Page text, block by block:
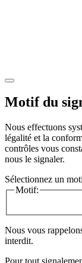
Motif du
Nous effectuons
légalité et la
contrôles vous
nous le signaler.
Sélectionnez un
Motif:
Nous vous
interdit.
Pour tout